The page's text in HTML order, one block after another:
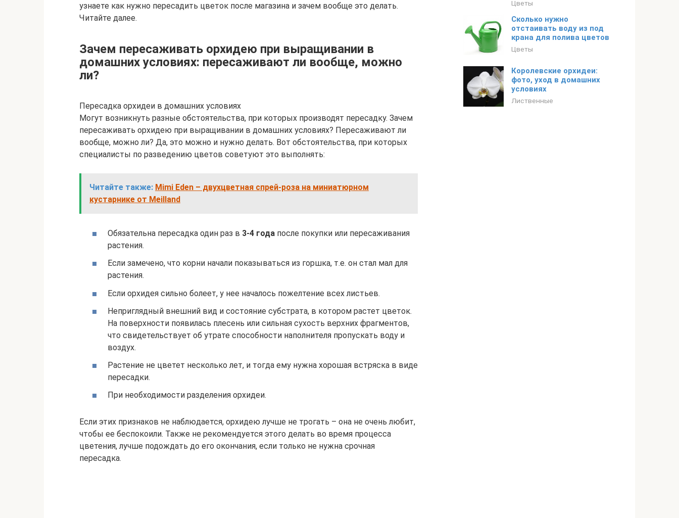
узнаете как нужно пересадить цветок после магазина и зачем вообще это делать.
Читайте далее.
Зачем пересаживать орхидею при выращивании в
домашних условиях: пересаживают ли вообще, можно
ли?
Пересадка орхидеи в домашних условиях
Могут возникнуть разные обстоятельства, при которых производят пересадку. Зачем
пересаживать орхидею при выращивании в домашних условиях? Пересаживают ли
вообще, можно ли? Да, это можно и нужно делать. Вот обстоятельства, при которых
специалисты по разведению цветов советуют это выполнять:
Читайте также: Mimi Eden – двухцветная спрей-роза на миниатюрном
кустарнике от Meilland
Обязательна пересадка один раз в 3-4 года после покупки или пересаживания
растения.
Если замечено, что корни начали показываться из горшка, т.е. он стал мал для
растения.
Если орхидея сильно болеет, у нее началось пожелтение всех листьев.
Неприглядный внешний вид и состояние субстрата, в котором растет цветок.
На поверхности появилась плесень или сильная сухость верхних фрагментов,
что свидетельствует об утрате способности наполнителя пропускать воду и
воздух.
Растение не цветет несколько лет, и тогда ему нужна хорошая встряска в виде
пересадки.
При необходимости разделения орхидеи.
Если этих признаков не наблюдается, орхидею лучше не трогать – она не очень любит,
чтобы ее беспокоили. Также не рекомендуется этого делать во время процесса
цветения, лучше подождать до его окончания, если только не нужна срочная
пересадка.
Цветы
Сколько нужно
отстаивать воду из под
крана для полива цветов
Цветы
Королевские орхидеи:
фото, уход в домашних
условиях
Лиственные